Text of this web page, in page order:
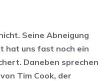
Seine Abneigung
hat uns fast noch ein
Daneben sprechen
Tim Cook, der